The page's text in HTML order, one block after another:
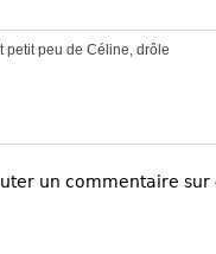
petit peu de Céline, drôle
un commentaire sur